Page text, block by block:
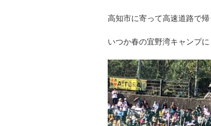
高知市に寄って高速道路で
いつか春の宜野湾キャンプに